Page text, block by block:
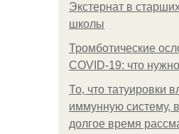
Экстернат в
школы
Тромботические
COVID-19: что
То, что татуировки
иммунную систему,
долгое время